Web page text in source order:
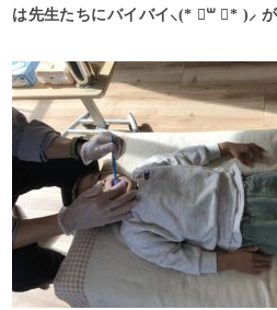
は先生たちにバイバイ⸜(* ॑꒳ ॑* )⸝ が